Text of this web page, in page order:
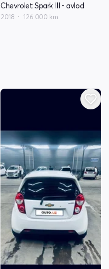
Chevrolet Spark III - avlod
2018 126 000 km